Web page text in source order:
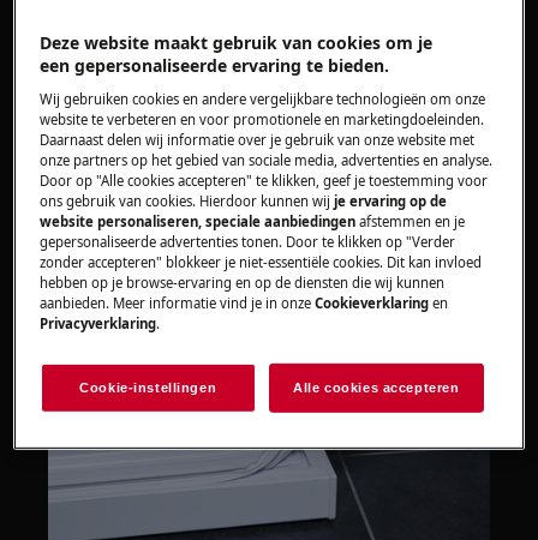
de veiligheid als deze niet correct wordt uitgevoerd.
ALGEMENE METHODEN VOOR DEMONTAGE EN
INSTALLATIE VAN DE DEURAFDICHTING
Stap 1
Trek het deurrubber uit de 4 hoeken.
Plaats vervolgens de nieuwe deurafdichting.
Deze website maakt gebruik van cookies om je
een gepersonaliseerde ervaring te bieden.
Wij gebruiken cookies en andere vergelijkbare technologieën om onze
website te verbeteren en voor promotionele en marketingdoeleinden.
Daarnaast delen wij informatie over je gebruik van onze website met
onze partners op het gebied van sociale media, advertenties en analyse.
Door op "Alle cookies accepteren" te klikken, geef je toestemming voor
ons gebruik van cookies. Hierdoor kunnen wijje ervaring op de
website personaliseren, speciale aanbiedingen afstemmen en je
gepersonaliseerde advertenties tonen. Door te klikken op "Verder
zonder accepteren" blokkeer je niet-essentiële cookies. Dit kan invloed
hebben op je browse-ervaring en op de diensten die wij kunnen
aanbieden. Meer informatie vind je in onzeCookieverklaring en
Privacyverklaring.
Cookie-instellingen Alle cookies accepteren